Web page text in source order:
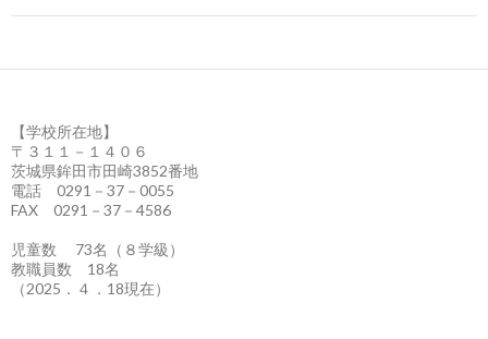
ゲ
シ
ョ
ン
【学校所在地】
〒３１１－１４０６
茨城県鉾田市田崎3852番地
電話 0291－37－0055
FAX 0291－37－4586
児童数 73名（８学級）
教職員数 18名
（2025．４．18現在）